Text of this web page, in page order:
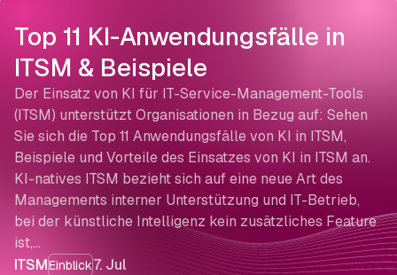
Top 11 KI-Anwendungsfälle in
ITSM & Beispiele
ITSMEinblick7. Jul
Der Einsatz von KI für IT-Service-Management-Tools
(ITSM) unterstützt Organisationen in Bezug auf: Sehen
Sie sich die Top 11 Anwendungsfälle von KI in ITSM,
Beispiele und Vorteile des Einsatzes von KI in ITSM an.
KI-natives ITSM bezieht sich auf eine neue Art des
Managements interner Unterstützung und IT-Betrieb,
bei der künstliche Intelligenz kein zusätzliches Feature
ist,…